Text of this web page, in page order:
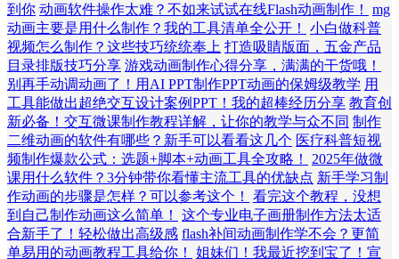
到你 动画软件操作太难？不如来试试在线Flash动画制作！
mg
动画主要是用什么制作？我的工具清单全公开！
小白做科普
视频怎么制作？这些技巧统统奉上 打造吸睛版面，五金产品
目录排版技巧分享 游戏动画制作心得分享，满满的干货哦！
别再手动调动画了！用AI PPT制作PPT动画的保姆级教学 用
工具能做出超绝交互设计案例PPT！我的超棒经历分享 教育创
新必备！交互微课制作教程详解，让你的教学与众不同 制作
二维动画的软件有哪些？新手可以看看这几个 医疗科普短视
频制作爆款公式：选题+脚本+动画工具全攻略！
2025年做微
课用什么软件？3分钟带你看懂主流工具的优缺点 新手学习制
作动画的步骤是怎样？可以参考这个！
看完这个教程，没想
到自己制作动画这么简单！
这个专业电子画册制作方法太适
合新手了！轻松做出高级感 flash补间动画制作学不会？更简
单易用的动画教程工具给你！
姐妹们！我最近挖到宝了！宣